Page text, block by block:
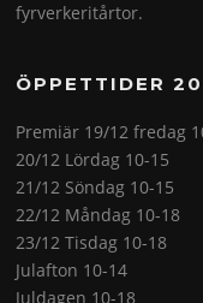
fyrverkeritårtor.
ÖPPETTIDER
Premiär 19/12 fredag
20/12 Lördag 10-15
21/12 Söndag 10-15
22/12 Måndag 10-18
23/12 Tisdag 10-18
Julafton 10-14
Juldagen 10-18